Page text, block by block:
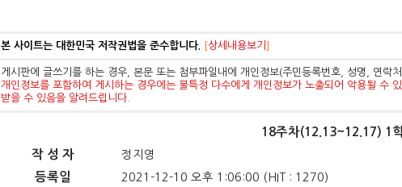
본 사이트는 대한민국 저작권법을 준수합니다. [상세내용보기 ]
게시판에 글쓰기를 하는 경우, 본문 또는 첨부파일내에 개인정보(주민등록번호, 성명, 연락
개인정보를 포함하여 게시하는 경우에는 불특정 다수에게 개인정보가 노출되어 악용될 수
받을 수 있음을 알려드립니다.
18주차(12.13~12.17) 1
작 성 자
정지영
등록일 2021-12-10 오후 1:06:00 (HIT : 1270)